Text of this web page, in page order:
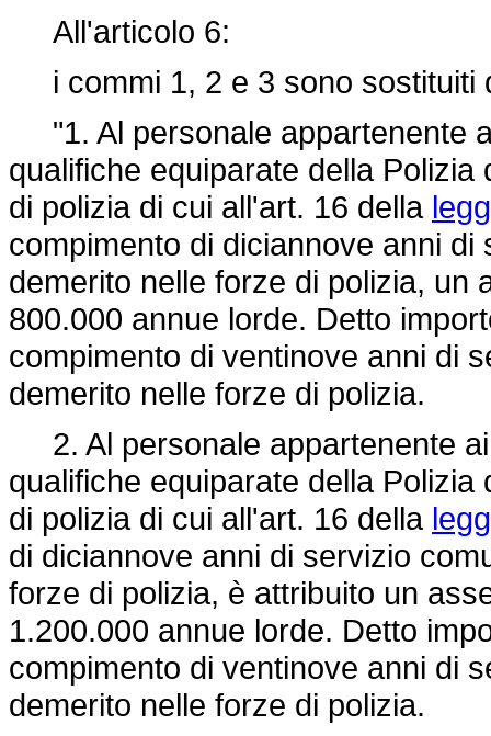
All'articolo 6:
i commi 1, 2 e 3 sono sostituiti
"1. Al personale appartenente
qualifiche equiparate della
di polizia di cui all'art. 16 della
compimento di diciannove anni
demerito nelle forze di polizia, un
800.000 annue lorde. Detto
compimento di ventinove anni di
demerito nelle forze di polizia.
2. Al personale appartenente
qualifiche equiparate della
di polizia di cui all'art. 16 della
di diciannove anni di servizio
forze di polizia, è attribuito un
1.200.000 annue lorde. Detto
compimento di ventinove anni di
demerito nelle forze di polizia.